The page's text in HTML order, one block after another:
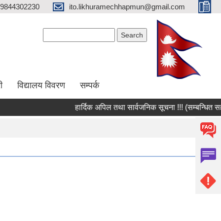
9844302230 ito.likhuramechhapmun@gmail.com
विद्यालय विवरण सम्पर्क
हार्दिक अपिल तथा सार्वजनिक सूचना !!! (सम्बन्धित